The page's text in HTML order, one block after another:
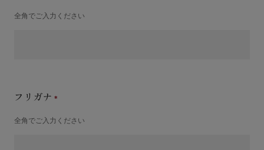
全角でご入力ください
フリガナ
全角でご入力ください